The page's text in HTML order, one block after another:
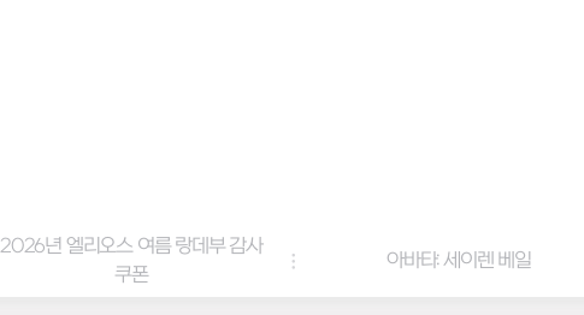
2026년 엘리오스 여름 랑데부 감사
쿠폰
아바타: 세이렌 베일